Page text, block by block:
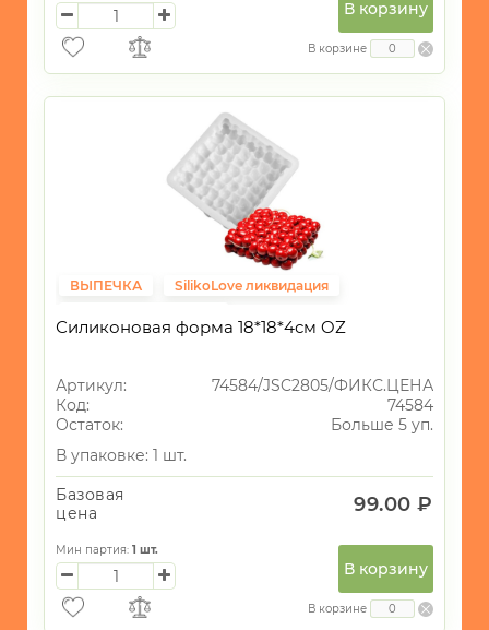
В корзину
В корзине
ВЫПЕЧКА
SilikoLove ликвидация
Силиконовая форма 18*18*4см OZ
Артикул:
74584/JSC2805/ФИКС.ЦЕНА
Код:
74584
Остаток:
Больше 5 уп.
В упаковке: 1 шт.
Базовая
цена
99.00 ₽
Мин партия: 1 шт.
В корзину
В корзине